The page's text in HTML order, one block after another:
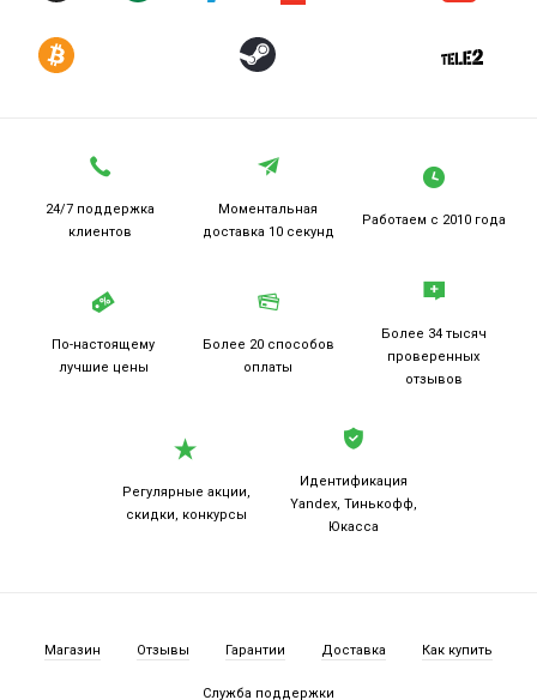
24/7 поддержка
клиентов
Моментальная
доставка 10 секунд
Работаем с 2010 года
По-настоящему
лучшие цены
Более 20 способов
оплаты
Более 34 тысяч
проверенных
отзывов
Регулярные акции,
скидки, конкурсы
Идентификация
Yandex, Тинькофф,
Юкасса
Магазин Отзывы Гарантии Доставка Как купить
Служба поддержки